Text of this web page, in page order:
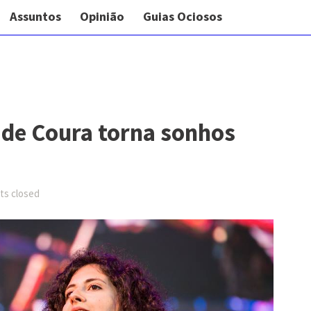
Assuntos Opinião Guias Ociosos
Coura torna sonhos
closed